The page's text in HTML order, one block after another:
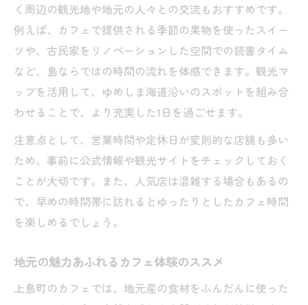
く周辺の観光地や地元の人々との交流もおすすめです。
例えば、カフェで提供される季節の果物を使ったスイー
ツや、古民家をリノベーションした空間での読書タイム
など、島ならではの時間の流れを体感できます。観光マ
ップを活用して、ゆめしま海道沿いのスポットを組み合
わせることで、より充実した1日を過ごせます。
注意点として、営業時間や定休日が変則的な店舗も多い
ため、事前に公式情報や観光サイトをチェックしておく
ことが大切です。また、人気店は混雑する場合もあるの
で、早めの時間帯に訪れるとゆったりとしたカフェ時間
を楽しめるでしょう。
地元の魅力あふれるカフェ体験のススメ
上島町のカフェでは、地元産の食材をふんだんに使った